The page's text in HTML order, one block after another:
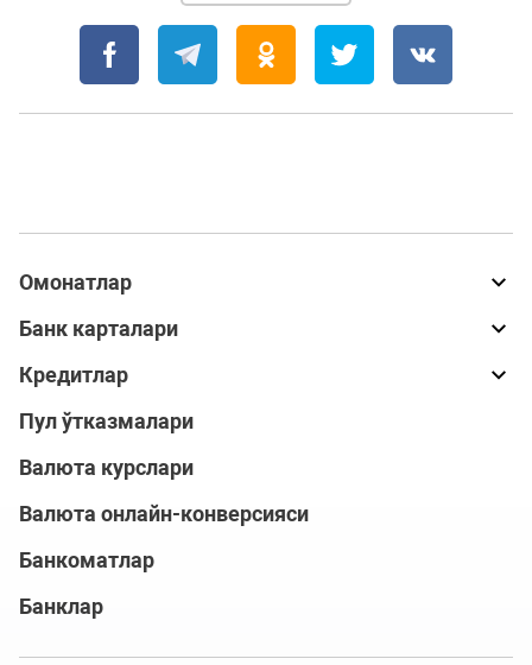
Омонатлар
Банк карталари
Кредитлар
Пул ўтказмалари
Валюта курслари
Валюта онлайн-конверсияси
Банкоматлар
Банклар